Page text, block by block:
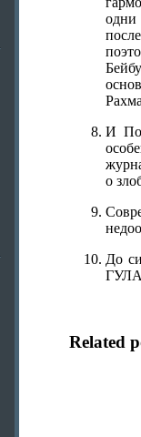
одни
И По
о
До
Related